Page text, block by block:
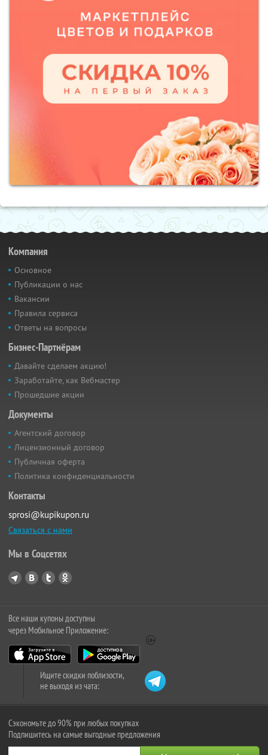
Компания
Основное
Публикации о нас
Вакансии
Правила сервиса
Ответы на вопросы
Бизнес-Партнёрам
Давайте сделаем акцию!
Заработайте, как Вебмастер
Прошедшие акции
Документы
Агентский договор
Лицензионный договор
Публичная оферта
Политика конфиденциальности
Контакты
sprosi@kupikupon.ru
Связаться с нами
Мы в Соцсетях
Все наши купоны доступны
через Мобильное Приложение:
Ищите скидки поблизости,
не выходя из чата:
Сэкономьте до 90% при любых покупках
Подпишитесь на самые выгодные предложения